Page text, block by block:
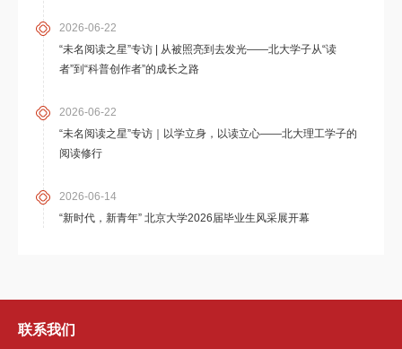
2026-06-22
“未名阅读之星”专访 | 从被照亮到去发光——北大学子从“读
者”到“科普创作者”的成长之路
2026-06-22
“未名阅读之星”专访｜以学立身，以读立心——北大理工学子的
阅读修行
2026-06-14
“新时代，新青年” 北京大学2026届毕业生风采展开幕
联系我们